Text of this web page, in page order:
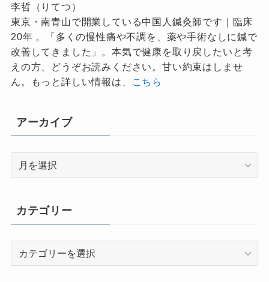
李哲（りてつ）
東京・南青山で開業している中国人鍼灸師です｜臨床
20年 。「多くの慢性痛や不調を、薬や手術なしに鍼で
改善してきました」。本気で健康を取り戻したいと考
えの方、どうぞお読みください。甘い約束はしませ
ん。もっと詳しい情報は、
こちら
アーカイブ
ブ
カテゴリー